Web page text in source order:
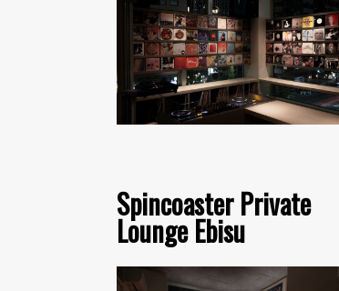
Spincoaster Private
Lounge Ebisu